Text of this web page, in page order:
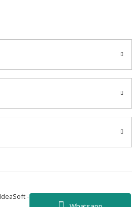
- Tüm Hakları Saklıdır.